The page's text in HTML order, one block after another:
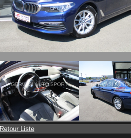
Retour Liste